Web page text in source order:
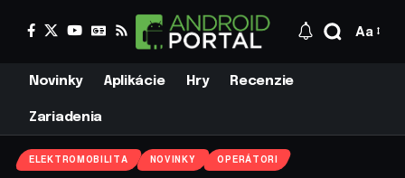
Aa
Novinky Aplikácie Hry Recenzie
Zariadenia
ELEKTROMOBILITA NOVINKY OPERÁTORI